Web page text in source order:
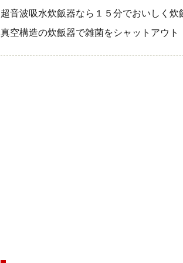
超音波吸水炊飯器なら１５分でおいしく炊
真空構造の炊飯器で雑菌をシャットアウト